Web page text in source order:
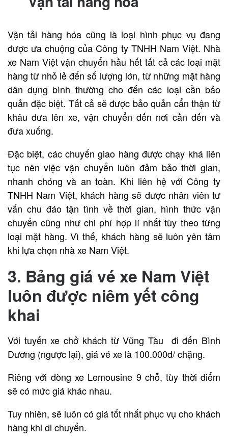
Vận tải hàng hóa cũng là loại hình phục vụ đang
được ưa chuộng của Công ty TNHH Nam Việt. Nhà
xe Nam Việt vận chuyển hầu hết tất cả các loại mặt
hàng từ nhỏ lẻ đến số lượng lớn, từ những mặt hàng
dân dụng bình thường cho đến các loại cần bảo
quản đặc biệt. Tất cả sẽ được bảo quản cẩn thận từ
khâu đưa lên xe, vận chuyển đến nơi cần đến và
đưa xuống.
Đặc biệt, các chuyến giao hàng được chạy khá liên
tục nên việc vận chuyển luôn đảm bảo thời gian,
nhanh chóng và an toàn. Khi liên hệ với Công ty
TNHH Nam Việt, khách hàng sẽ được nhân viên tư
vấn chu đáo tận tình về thời gian, hình thức vận
chuyển cũng như chi phí hợp lí nhất tùy theo từng
loại mặt hàng. Vì thế, khách hàng sẽ luôn yên tâm
khi lựa chọn nhà xe Nam Việt.
3. Bảng giá vé xe Nam Việt
luôn được niêm yết công
khai
Với tuyến xe chở khách từ Vũng Tàu đi đến Bình
Dương (ngược lại), giá vé xe là 100.000đ/ chặng.
Riêng với dòng xe Lemousine 9 chỗ, tùy thời điểm
sẽ có mức giá khác nhau.
Tuy nhiên, sẽ luôn có giá tốt nhất phục vụ cho khách
hàng khi di chuyển.